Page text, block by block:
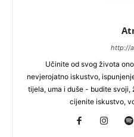
http://
Učinite od svog života
nevjerojatno iskustvo,
tijela, uma i duše - budite
cijenite iskustvo,